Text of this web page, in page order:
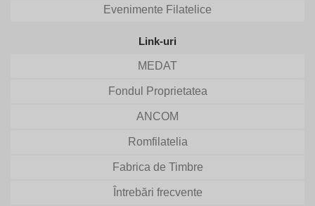
Evenimente Filatelice
Link-uri
MEDAT
Fondul Proprietatea
ANCOM
Romfilatelia
Fabrica de Timbre
Întrebări frecvente